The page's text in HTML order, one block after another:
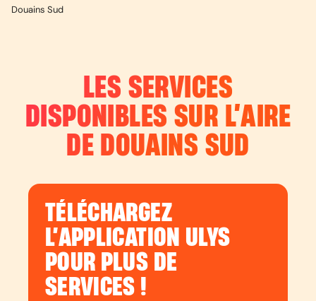
Douains Sud
LES SERVICES
DISPONIBLES SUR L’AIRE
DE DOUAINS SUD
TÉLÉCHARGEZ
L’APPLICATION ULYS
POUR PLUS DE
SERVICES !